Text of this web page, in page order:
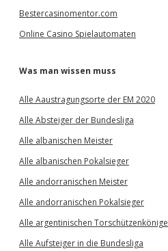
Bestercasinomentor.com
Online Casino Spielautomaten
Was man wissen muss
Alle Aaustragungsorte der EM 2020
Alle Absteiger der Bundesliga
Alle albanischen Meister
Alle albanischen Pokalsieger
Alle andorranischen Meister
Alle andorranischen Pokalsieger
Alle argentinischen Torschützenkönige
Alle Aufsteiger in die Bundesliga